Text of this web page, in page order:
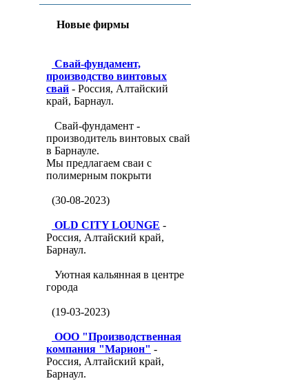
Новые фирмы
Свай-фундамент,
производство винтовых
свай - Россия, Алтайский
край, Барнаул.
Свай-фундамент -
производитель винтовых свай
в Барнауле.
Мы предлагаем сваи с
полимерным покрыти
(30-08-2023)
OLD CITY LOUNGE -
Россия, Алтайский край,
Барнаул.
Уютная кальянная в центре
города
(19-03-2023)
ООО "Производственная
компания "Марион" -
Россия, Алтайский край,
Барнаул.